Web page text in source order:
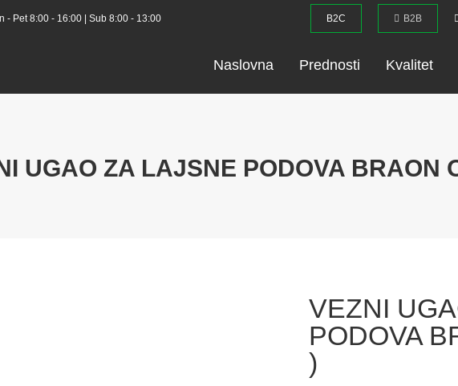
- Pet 8:00 - 16:00 | Sub 8:00 - 13:00 B2C B2B
Naslovna Prednosti Kvalitet
UGAO ZA LAJSNE PODOVA BRAON
VEZNI
PODOVA
)